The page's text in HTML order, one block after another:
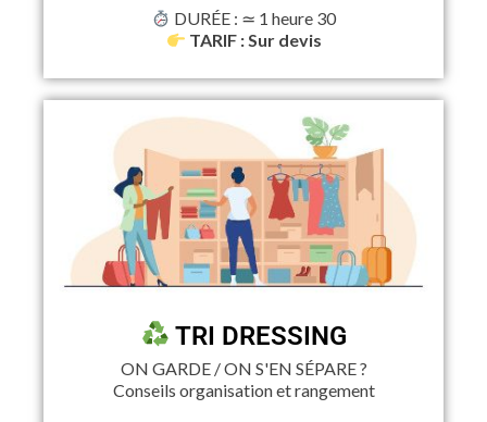
DURÉE : ≃ 1 heure 30
TARIF : Sur devis
TRI DRESSING
ON GARDE / ON S'EN SÉPARE ?
Conseils organisation et rangement